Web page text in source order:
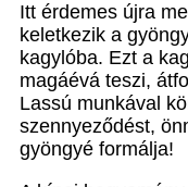
Itt érdemes újra
keletkezik a
kagylóba. Ezt a
magáévá teszi,
Lassú munkával
szennyeződést,
gyöngyé formálja!